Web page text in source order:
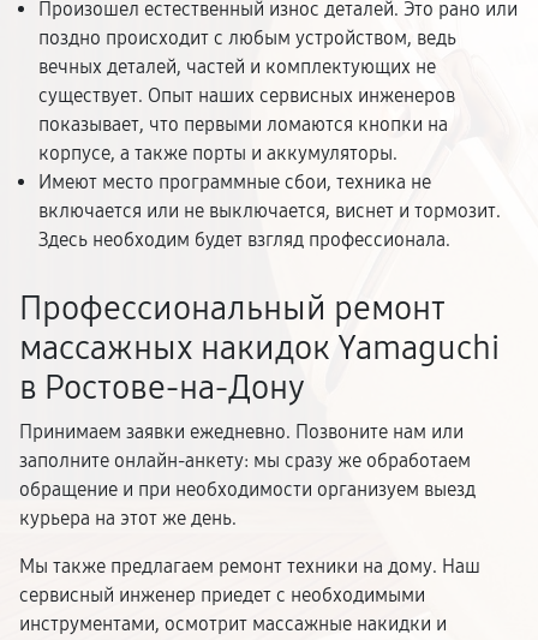
Произошел естественный износ деталей. Это рано или
поздно происходит с любым устройством, ведь
вечных деталей, частей и комплектующих не
существует. Опыт наших сервисных инженеров
показывает, что первыми ломаются кнопки на
корпусе, а также порты и аккумуляторы.
Имеют место программные сбои, техника не
включается или не выключается, виснет и тормозит.
Здесь необходим будет взгляд профессионала.
Профессиональный ремонт
массажных накидок Yamaguchi
в Ростове-на-Дону
Принимаем заявки ежедневно. Позвоните нам или
заполните онлайн-анкету: мы сразу же обработаем
обращение и при необходимости организуем выезд
курьера на этот же день.
Мы также предлагаем ремонт техники на дому. Наш
сервисный инженер приедет с необходимыми
инструментами, осмотрит массажные накидки и